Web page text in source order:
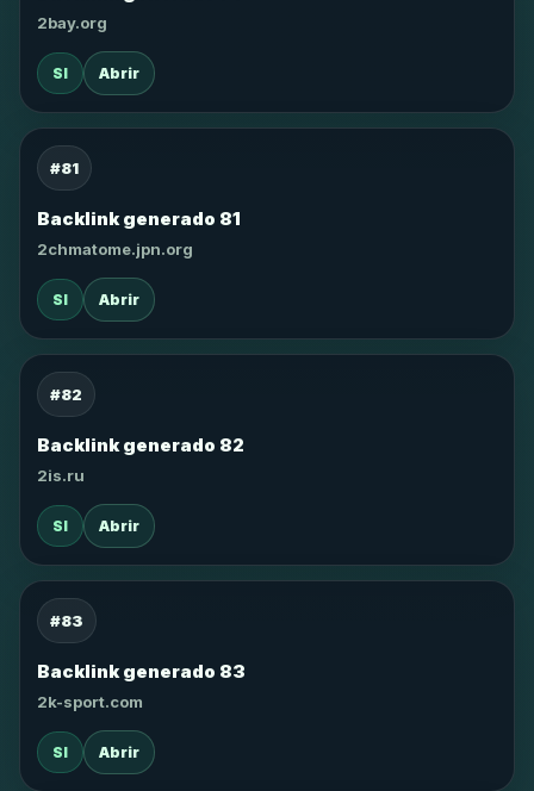
2bay.org
SI Abrir
#81
Backlink generado 81
2chmatome.jpn.org
SI Abrir
#82
Backlink generado 82
2is.ru
SI Abrir
#83
Backlink generado 83
2k-sport.com
SI Abrir